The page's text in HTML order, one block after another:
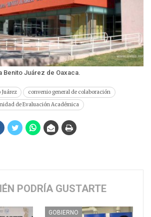
Benito Juárez de Oaxaca.
convenio general de colaboración
de Evaluación Académica
PODRÍA GUSTARTE
GOBIERNO